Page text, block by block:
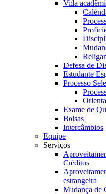
Vida
Defesa de
Estudante
Processo
Exame de
Bolsas
Intercâmbios
Equipe
Serviços
Créditos
estrangeira
Mudança de